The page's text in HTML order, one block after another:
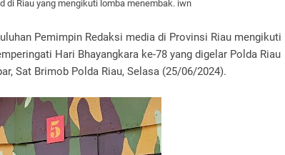
di Riau yang mengikuti lomba menembak. iwn
Pemimpin Redaksi media di Provinsi Riau mengikuti
Hari Bhayangkara ke-78 yang digelar Polda Riau
Sat Brimob Polda Riau, Selasa (25/06/2024).